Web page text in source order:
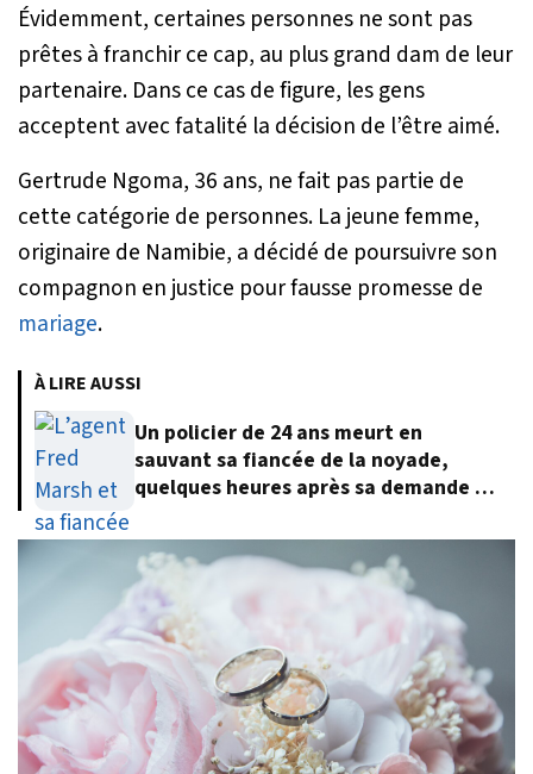
Évidemment, certaines personnes ne sont pas
prêtes à franchir ce cap, au plus grand dam de leur
partenaire. Dans ce cas de figure, les gens
acceptent avec fatalité la décision de l’être aimé.
Gertrude Ngoma, 36 ans, ne fait pas partie de
cette catégorie de personnes. La jeune femme,
originaire de Namibie, a décidé de poursuivre son
compagnon en justice pour fausse promesse de
mariage.
À LIRE AUSSI
Un policier de 24 ans meurt en
sauvant sa fiancée de la noyade,
quelques heures après sa demande en